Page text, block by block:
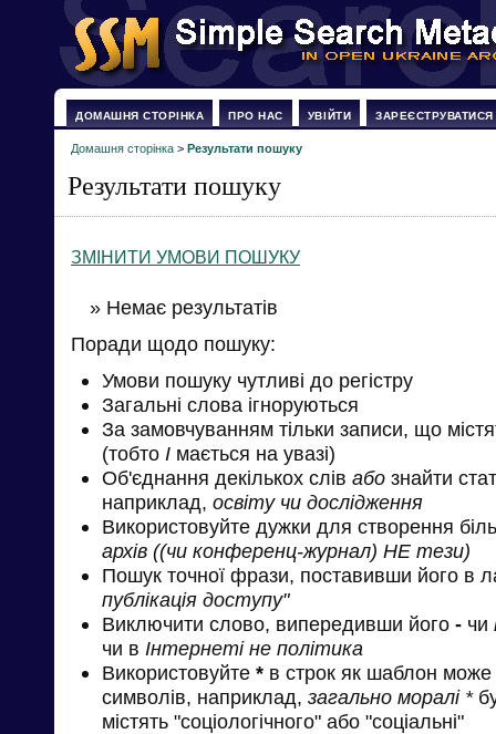
ДОМАШНЯ СТОРІНКА ПРО НАС УВІЙТИ ЗАРЕЄСТРУВАТИСЯ
Домашня сторінка > Результати пошуку
Результати пошуку
ЗМІНИТИ УМОВИ ПОШУКУ
» Немає результатів
Поради щодо пошуку:
Умови пошуку чутливі до регістру
Загальні слова ігноруються
За замовчуванням тільки записи, що
(тобто І мається на увазі)
Об'єднання декількох слів або знайти
наприклад, освіту чи дослідження
Використовуйте дужки для створення
архів ((чи конференц-журнал) НЕ тези)
Пошук точної фрази, поставивши його в
публікація доступу"
Виключити слово, випередивши його - чи
чи в Інтернеті не політика
Використовуйте * в строк як шаблон може
символів, наприклад, загально моралі *
містять "соціологічного" або "соціальні"